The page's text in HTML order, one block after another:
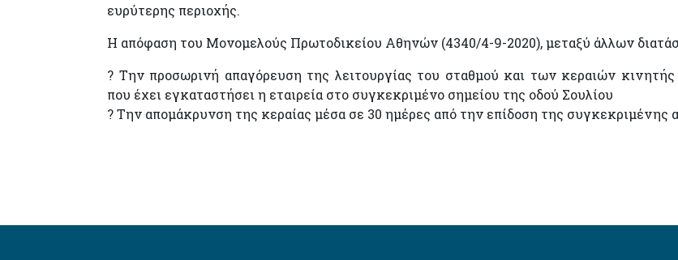
ευρύτερης περιοχής.
Η απόφαση του Μονομελούς Πρωτοδικείου Αθηνών (4340/4-9-2020), μεταξύ άλλων
? Την προσωρινή απαγόρευση της λειτουργίας του σταθμού και των κεραιών
που έχει εγκαταστήσει η εταιρεία στο συγκεκριμένο σημείου της οδού Σουλίου
? Την απομάκρυνση της κεραίας μέσα σε 30 ημέρες από την επίδοση της συγκεκριμένης